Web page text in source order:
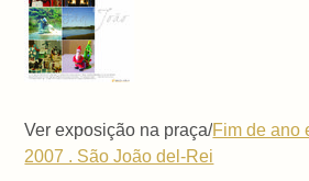
Ver exposição na praça/Fim de ano
2007 . São João del-Rei